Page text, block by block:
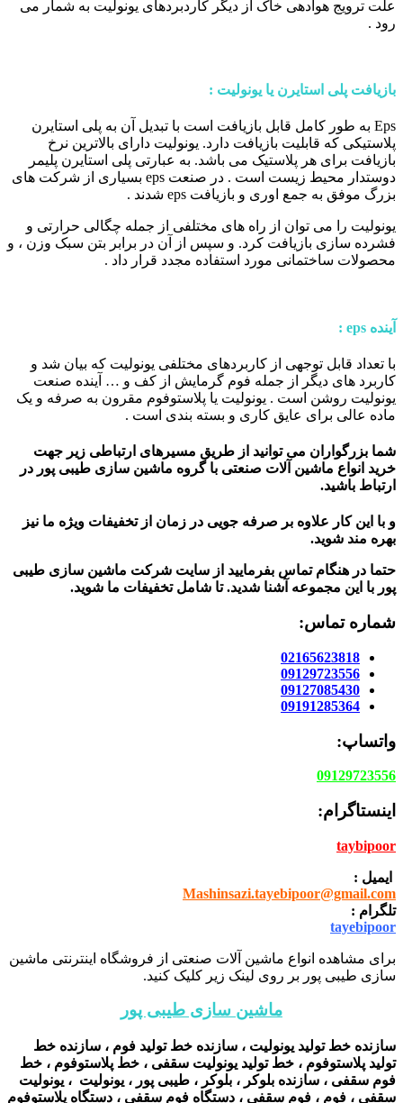
علت ترویج هوادهی خاک از دیگر کاردبردهای یونولیت به شمار می
رود .
بازیافت پلی استایرن یا یونولیت :
Eps به طور کامل قابل بازیافت است با تبدیل آن به پلی استایرن
پلاستیکی که قابلیت بازیافت دارد. یونولیت دارای بالاترین نرخ
بازیافت برای هر پلاستیک می باشد. به عبارتی پلی استایرن پلیمر
دوستدار محیط زیست است . در صنعت eps بسیاری از شرکت های
بزرگ موفق به جمع اوری و بازیافت eps شدند .
یونولیت را می توان از راه های مختلفی از جمله چگالی حرارتی و
فشرده سازی بازیافت کرد. و سپس از آن در برابر بتن سبک وزن ، و
محصولات ساختمانی مورد استفاده مجدد قرار داد .
آینده
با تعداد قابل توجهی از کاربردهای مختلفی یونولیت که بیان شد و
کاربرد های دیگر از جمله فوم گرمایش از کف و … آینده صنعت
یونولیت روشن است . یونولیت یا پلاستوفوم مقرون به صرفه و یک
ماده عالی برای عایق کاری و بسته بندی است .
شما بزرگواران می توانید از طریق مسیرهای ارتباطی زیر جهت
خرید انواع ماشین آلات صنعتی با گروه ماشین سازی طیبی پور در
ارتباط باشید.
و با این کار علاوه بر صرفه جویی در زمان از تخفیفات ویژه ما نیز
بهره مند شوید.
حتما در هنگام تماس بفرمایید از سایت شرکت ماشین سازی طیبی
پور با این مجموعه آشنا شدید. تا شامل تخفیفات ما شوید.
شماره تماس:
02165623818
09129723556
09127085430
09191285364
واتساپ:
09129723556
اینستاگرام:
taybipoor
ایمیل :
Mashinsazi.tayebipoor@gmail.com
تلگرام :
tayebipoor
برای مشاهده انواع ماشین آلات صنعتی از فروشگاه اینترنتی ماشین
سازی طیبی پور بر روی لینک زیر کلیک کنید.
ماشین سازی طیبی پور
سازنده خط تولید یونولیت ، سازنده خط تولید فوم ، سازنده خط
تولید پلاستوفوم ، خط تولید یونولیت سقفی ، خط پلاستوفوم ، خط
فوم سقفی ، سازنده بلوکر ، بلوکر ، طیبی پور ، یونولیت ، یونولیت
سقفی ، فوم ، فوم سقفی ، دستگاه فوم سقفی ، دستگاه پلاستوفوم